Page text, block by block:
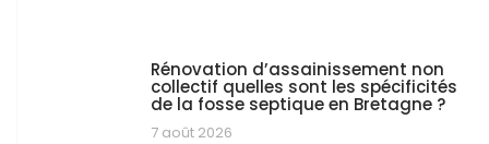
Rénovation d’assainissement non
collectif quelles sont les spécificités
de la fosse septique en Bretagne ?
7 août 2026